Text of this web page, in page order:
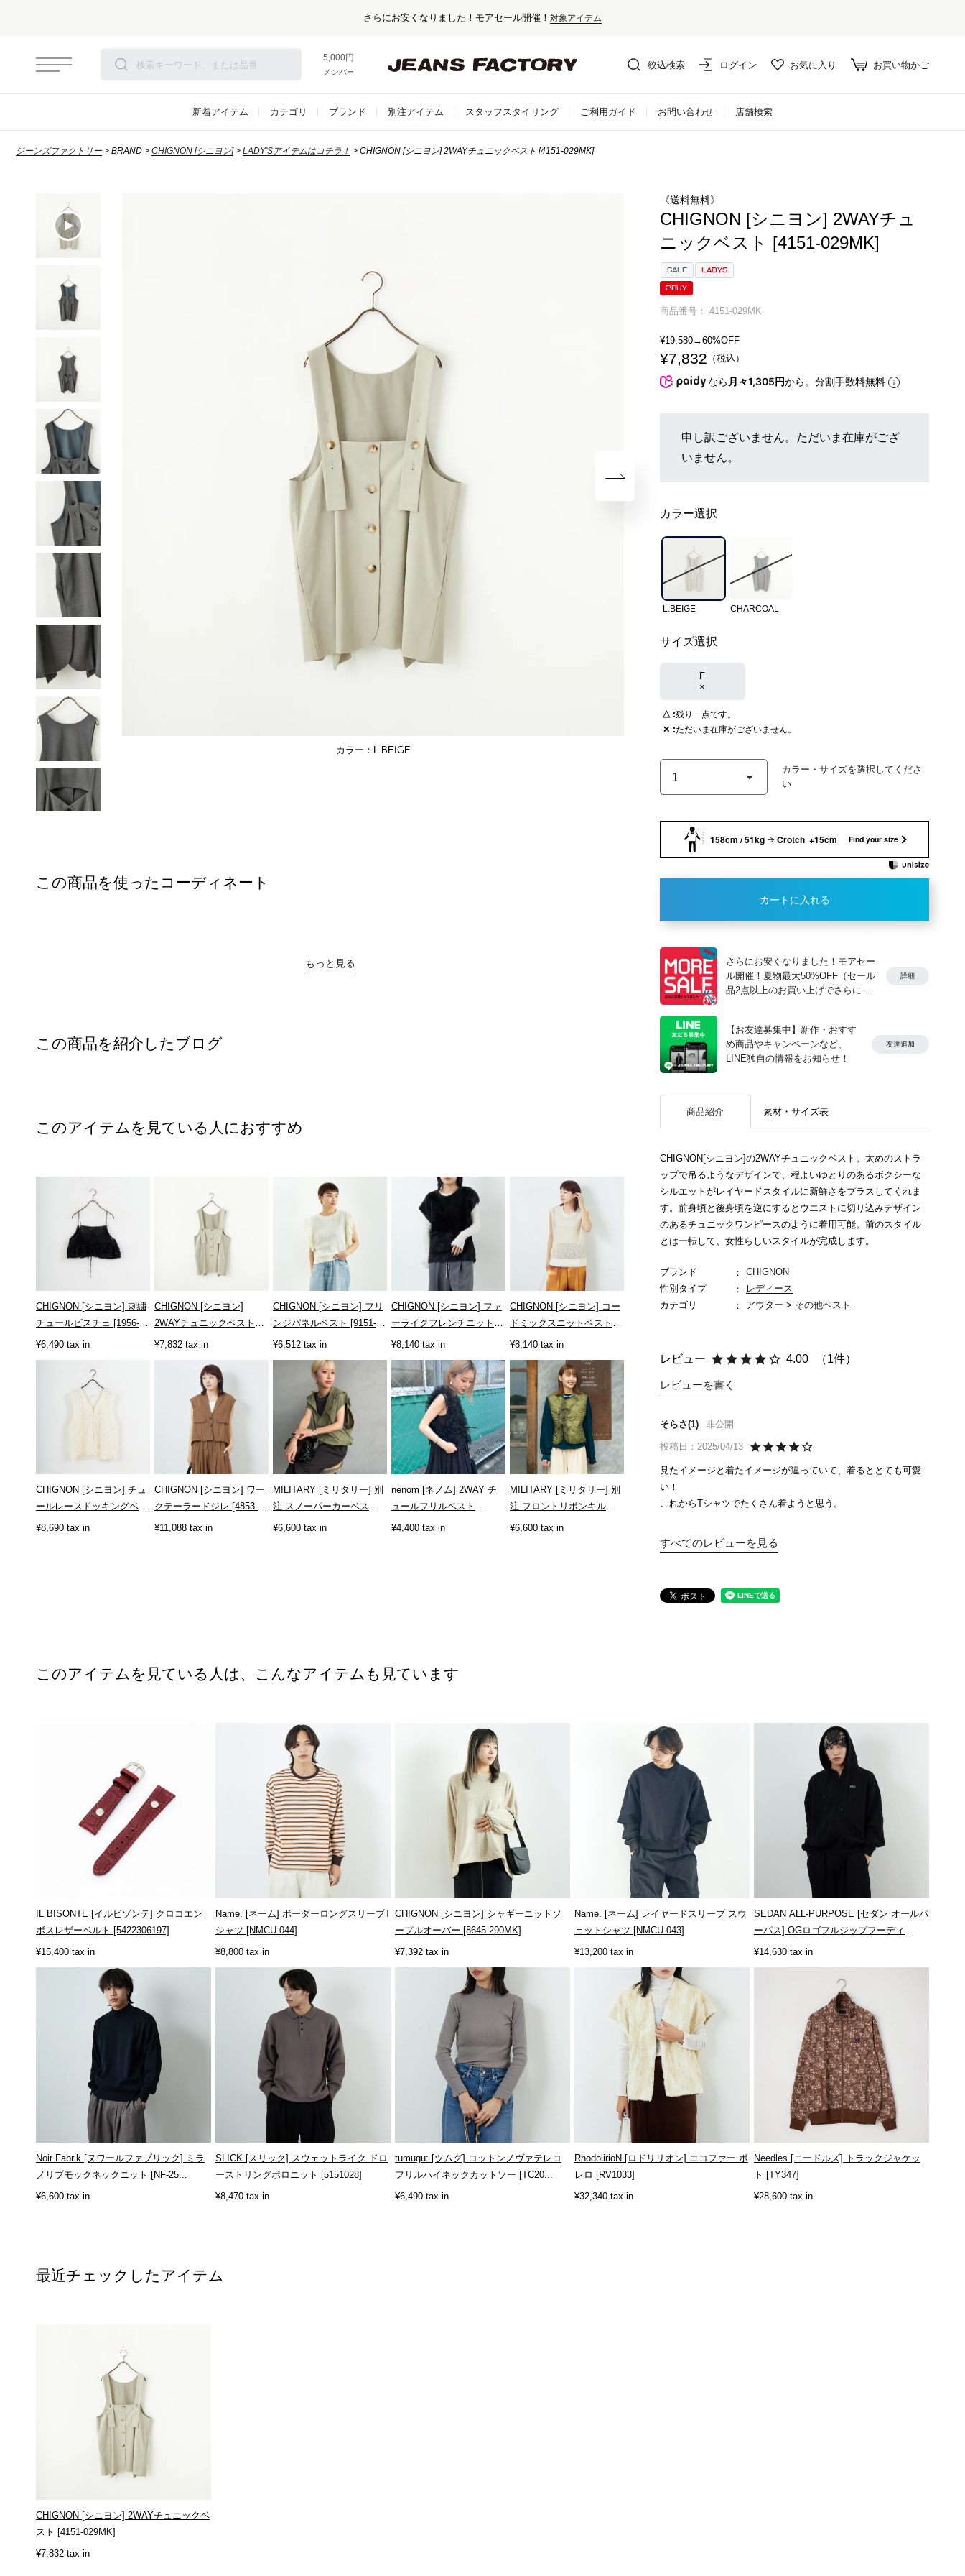
さらにお安くなりました！モアセール開催！ 対象アイテム
5,000円以上お買い上げで送料無料！
メンバー登録でお得な情報をゲット。さらに詳しく
絞込検索 ログイン お気に入り お買い物かご
新着アイテム カテゴリ ブランド 別注アイテム スタッフスタイリング ご利用ガイド お問い合わせ 店舗検索
ジーンズファクトリー BRAND CHIGNON [シニヨン] LADY'Sアイテムはコチラ！ CHIGNON [シニヨン] 2WAYチュニックベスト [4151-029MK]
L.BEIGE
この商品を使ったコーディネート
もっと見る
この商品を紹介したブログ
このアイテムを見ている人におすすめ
CHIGNON [シニヨン] 刺繍
チュールビスチェ [1956-
463BZ]
¥6,490 tax in
CHIGNON [シニヨン]
2WAYチュニックベスト
[4151-029MK]
¥7,832 tax in
CHIGNON [シニヨン] フリ
ンジパネルベスト [9151-
051DP]
¥6,512 tax in
CHIGNON [シニヨン] ファ
ーライクフレンチニットベ
スト [9454-076JR]
¥8,140 tax in
CHIGNON [シニヨン] コー
ドミックスニットベスト
[9853-389JR]
¥8,140 tax in
CHIGNON [シニヨン] チュ
ールレースドッキングベス
ト [8556-490NH]
¥8,690 tax in
CHIGNON [シニヨン] ワー
クテーラードジレ [4853-
347MK]
¥11,088 tax in
MILITARY [ミリタリー] 別
注 スノーパーカーベスト
[T-25389007-JF]
¥6,600 tax in
nenom [ネノム] 2WAY チ
ュールフリルベスト
[NE24122032]
¥4,400 tax in
MILITARY [ミリタリー] 別
注 フロントリボンキルテ
ィングベスト [T-2478900...
¥6,600 tax in
《送料無料》
CHIGNON [シニヨン] 2WAYチュ
ニックベスト [4151-029MK]
SALE LADYS
2BUY
商品番号 4151-029MK
¥19,580→60%OFF
¥7,832 税込
なら 月々1,305円から。分割手数料無料
申し訳ございません。ただいま在庫がござ
いません。
カラー選択
L.BEIGE CHARCOAL
サイズ選択
F
×
△ 残り一点です。
✕
ただいま在庫がございません。
158cm / 51kg Crotch +15cm Find your size
カートに入れる
さらにお安くなりました！モアセー
ル開催！夏物最大50%OFF（セール
品2点以上のお買い上げでさらに
詳細
【お友達募集中】新作・おすす
め商品やキャンペーンなど、
LINE独自の情報をお知らせ！
友達追加
商品紹介 素材・サイズ表
CHIGNON[シニヨン]の2WAYチュニックベスト。太めのストラ
ップで吊るようなデザインで、程よいゆとりのあるボクシーな
シルエットがレイヤードスタイルに新鮮さをプラスしてくれま
す。前身頃と後身頃を逆にするとウエストに切り込みデザイン
のあるチュニックワンピースのように着用可能。前のスタイル
とは一転して、女性らしいスタイルが完成します。
ブランド
CHIGNON
性別タイプ
レディース
カテゴリ
アウター > その他ベスト
4.00 1
そらさ 1 非公開
投稿日 2025/04/13
見たイメージと着たイメージが違っていて、着るととても可愛
い！
これからTシャツでたくさん着ようと思う。
すべてのレビューを見る
レビューを書く
このアイテムを見ている人は、こんなアイテムも見ています
IL BISONTE [イルビゾンテ] クロコエン
ボスレザーベルト [5422306197]
¥15,400 tax in
Name. [ネーム] ボーダーロングスリーブT
シャツ [NMCU-044]
¥8,800 tax in
CHIGNON [シニヨン] シャギーニットソ
ープルオーバー [8645-290MK]
¥7,392 tax in
Name. [ネーム] レイヤードスリーブ スウ
ェットシャツ [NMCU-043]
¥13,200 tax in
SEDAN ALL-PURPOSE [セダン オールパ
ーパス] OGロゴフルジップフーディ
[SD...
¥14,630 tax in
Noir Fabrik [ヌワールファブリック] ミラ
ノリブモックネックニット [NF-25...
¥6,600 tax in
SLICK [スリック] スウェットライク ドロ
ーストリングポロニット [5151028]
¥8,470 tax in
tumugu: [ツムグ] コットンノヴァテレコ
フリルハイネックカットソー [TC20...
¥6,490 tax in
RhodolirioN [ロドリリオン] エコファー ボ
レロ [RV1033]
¥32,340 tax in
Needles [ニードルズ] トラックジャケッ
ト [TY347]
¥28,600 tax in
最近チェックしたアイテム
CHIGNON [シニヨン] 2WAYチュニックベ
スト [4151-029MK]
¥7,832 tax in